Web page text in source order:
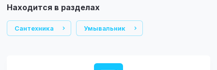
Находится в разделах
Сантехника Умывальник